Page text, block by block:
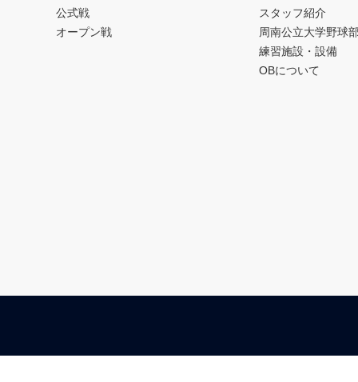
公式戦
オープン戦
スタッフ紹介
周南公立大学野球
練習施設・設備
OBについて